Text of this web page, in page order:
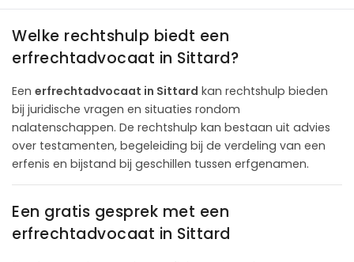
Welke rechtshulp biedt een
erfrechtadvocaat in Sittard?
Een erfrechtadvocaat in Sittard kan rechtshulp bieden
bij juridische vragen en situaties rondom
nalatenschappen. De rechtshulp kan bestaan uit advies
over testamenten, begeleiding bij de verdeling van een
erfenis en bijstand bij geschillen tussen erfgenamen.
Een gratis gesprek met een
erfrechtadvocaat in Sittard